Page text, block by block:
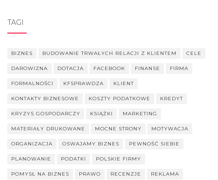
TAGI
BIZNES BUDOWANIE TRWAŁYCH RELACJI Z KLIENTEM CELE
DAROWIZNA DOTACJA FACEBOOK FINANSE FIRMA
FORMALNOŚCI KFSPRAWDZA KLIENT
KONTAKTY BIZNESOWE KOSZTY PODATKOWE KREDYT
KRYZYS GOSPODARCZY KSIĄŻKI MARKETING
MATERIAŁY DRUKOWANE MOCNE STRONY MOTYWACJA
ORGANIZACJA OSWAJAMY BIZNES PEWNOŚĆ SIEBIE
PLANOWANIE PODATKI POLSKIE FIRMY
POMYSŁ NA BIZNES PRAWO RECENZJE REKLAMA